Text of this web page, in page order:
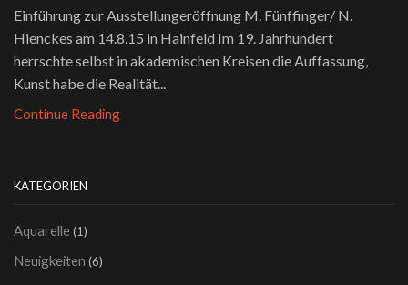
Einführung zur Ausstellungeröffnung M. Fünffinger/ N.
Hienckes am 14.8.15 in Hainfeld Im 19. Jahrhundert
herrschte selbst in akademischen Kreisen die Auffassung,
Kunst habe die Realität...
Continue Reading
KATEGORIEN
Aquarelle (1)
Neuigkeiten (6)